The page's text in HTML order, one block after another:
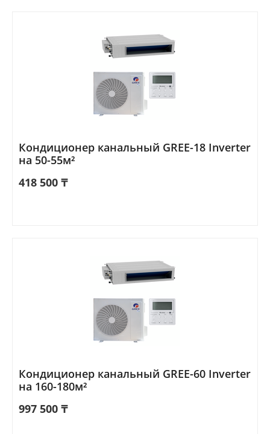
Кондиционер канальный GREE-18 Inverter
на 50-55м²
418 500 ₸
Кондиционер канальный GREE-60 Inverter
на 160-180м²
997 500 ₸